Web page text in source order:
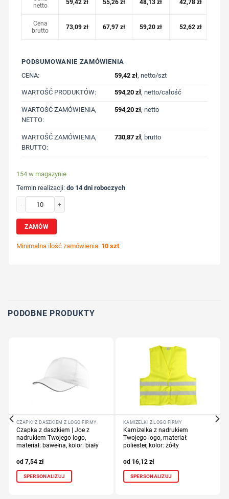
netto
59,42 zł 55,26 zł 48,13zł 42,78zł
Cena
brutto
73,09 zł 67,97 zł 59,20zł 52,62zł
PODSUMOWANIE ZAMÓWIENIA
CENA:
59,42 zł, netto/szt
WARTOŚĆ PRODUKTÓW: 594,20 zł, netto/całość
WARTOŚĆ ZAMÓWIENIA,
NETTO:
594,20 zł, netto
WARTOŚĆ ZAMÓWIENIA,
BRUTTO:
730,87 zł, brutto
154 w magazynie
Termin realizacji:do 14 dni roboczych
ZAMÓW
Minimalna ilość zamówienia: 10 szt
PODOBNE PRODUKTY
CZAPKI Z DASZKIEM Z LOGO FIRMY
Czapka z daszkiem | Joe z
nadrukiem Twojego logo,
materiał: bawełna, kolor: biały
7,54 zł
SPERSONALIZUJ
KAMIZELKI Z LOGO FIRMY
Kamizelka z nadrukiem
Twojego logo, materiał:
poliester, kolor: żółty
16,12 zł
SPERSONALIZUJ